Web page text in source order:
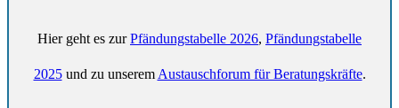
Hier geht es zurPfändungstabelle 2026, Pfändungstabelle
2025und zu unserem Austauschforum für Beratungskräfte.